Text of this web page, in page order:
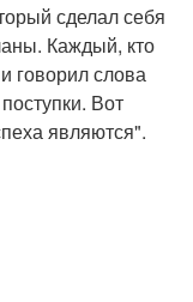
сделал себя
Каждый, кто
говорил слова
Вот
являются".